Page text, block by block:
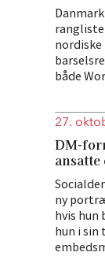
nordiske
både
27.
DM-
ny
hvis hun
hun i